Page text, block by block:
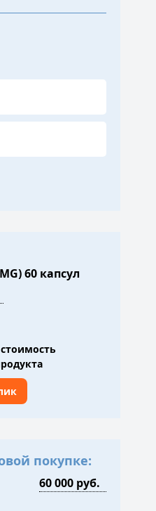
60 капсул
покупке: